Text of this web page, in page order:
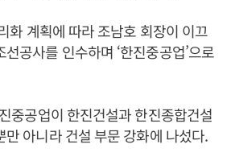
화 계획에 따라 조남호 회장이 이끄
공사를 인수하며 ‘한진중공업’으로
중공업이 한진건설과 한진종합건설
만 아니라 건설 부문 강화에 나섰다.